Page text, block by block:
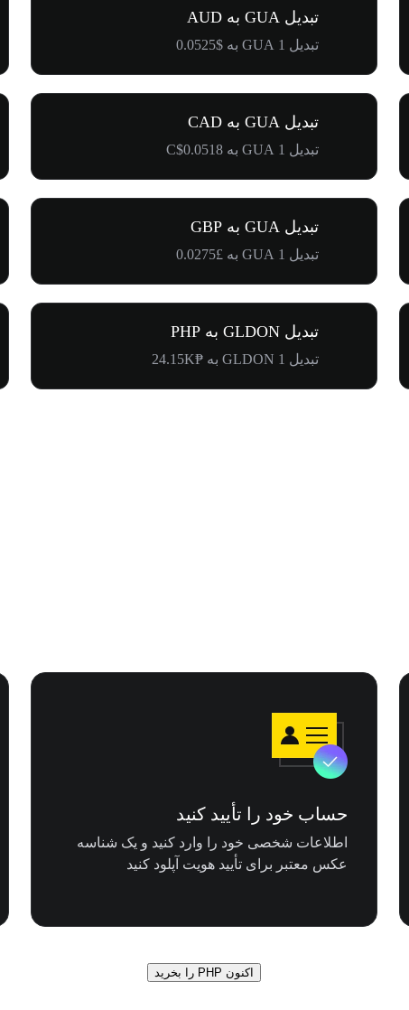
تبدیل GUA به AUD
تبدیل 1 GUA به $0.0525
تبدیل GUA به CAD
تبدیل 1 GUA به C$0.0518
تبدیل GUA به GBP
تبدیل 1 GUA به £0.0275
تبدیل GLDON به PHP
تبدیل 1 GLDON به ₱24.15K
حساب خود را تأیید کنید
اطلاعات شخصی خود را وارد کنید و یک شناسه
عکس معتبر برای تأیید هویت آپلود کنید
اکنون PHP را بخرید